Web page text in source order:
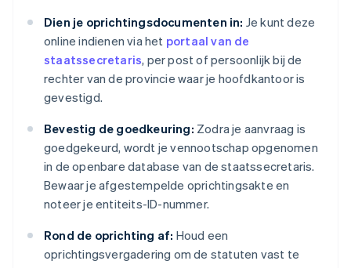
Dien je oprichtingsdocumenten in: Je kunt deze
online indienen via het portaal van de
staatssecretaris, per post of persoonlijk bij de
rechter van de provincie waar je hoofdkantoor is
gevestigd.
Bevestig de goedkeuring: Zodra je aanvraag is
goedgekeurd, wordt je vennootschap opgenomen
in de openbare database van de staatssecretaris.
Bewaar je afgestempelde oprichtingsakte en
noteer je entiteits-ID-nummer.
Rond de oprichting af: Houd een
oprichtingsvergadering om de statuten vast te